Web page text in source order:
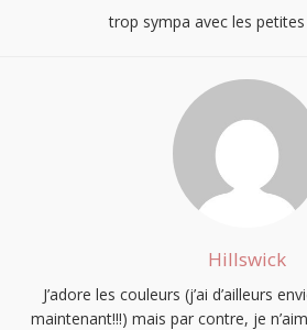
trop sympa avec les
Hillswick
J’adore les couleurs (j’ai d’ailleurs
maintenant!!!) mais par contre, je